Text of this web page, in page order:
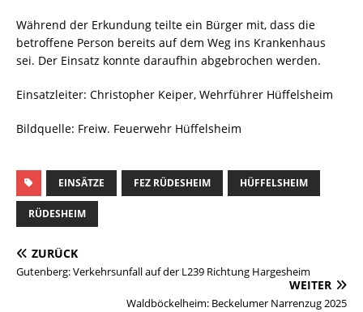
Während der Erkundung teilte ein Bürger mit, dass die
betroffene Person bereits auf dem Weg ins Krankenhaus
sei. Der Einsatz konnte daraufhin abgebrochen werden.
Einsatzleiter: Christopher Keiper, Wehrführer Hüffelsheim
Bildquelle: Freiw. Feuerwehr Hüffelsheim
EINSÄTZE FEZ RÜDESHEIM HÜFFELSHEIM
RÜDESHEIM
ZURÜCK
Gutenberg: Verkehrsunfall auf der L239 Richtung Hargesheim
WEITER
Waldböckelheim: Beckelumer Narrenzug 2025